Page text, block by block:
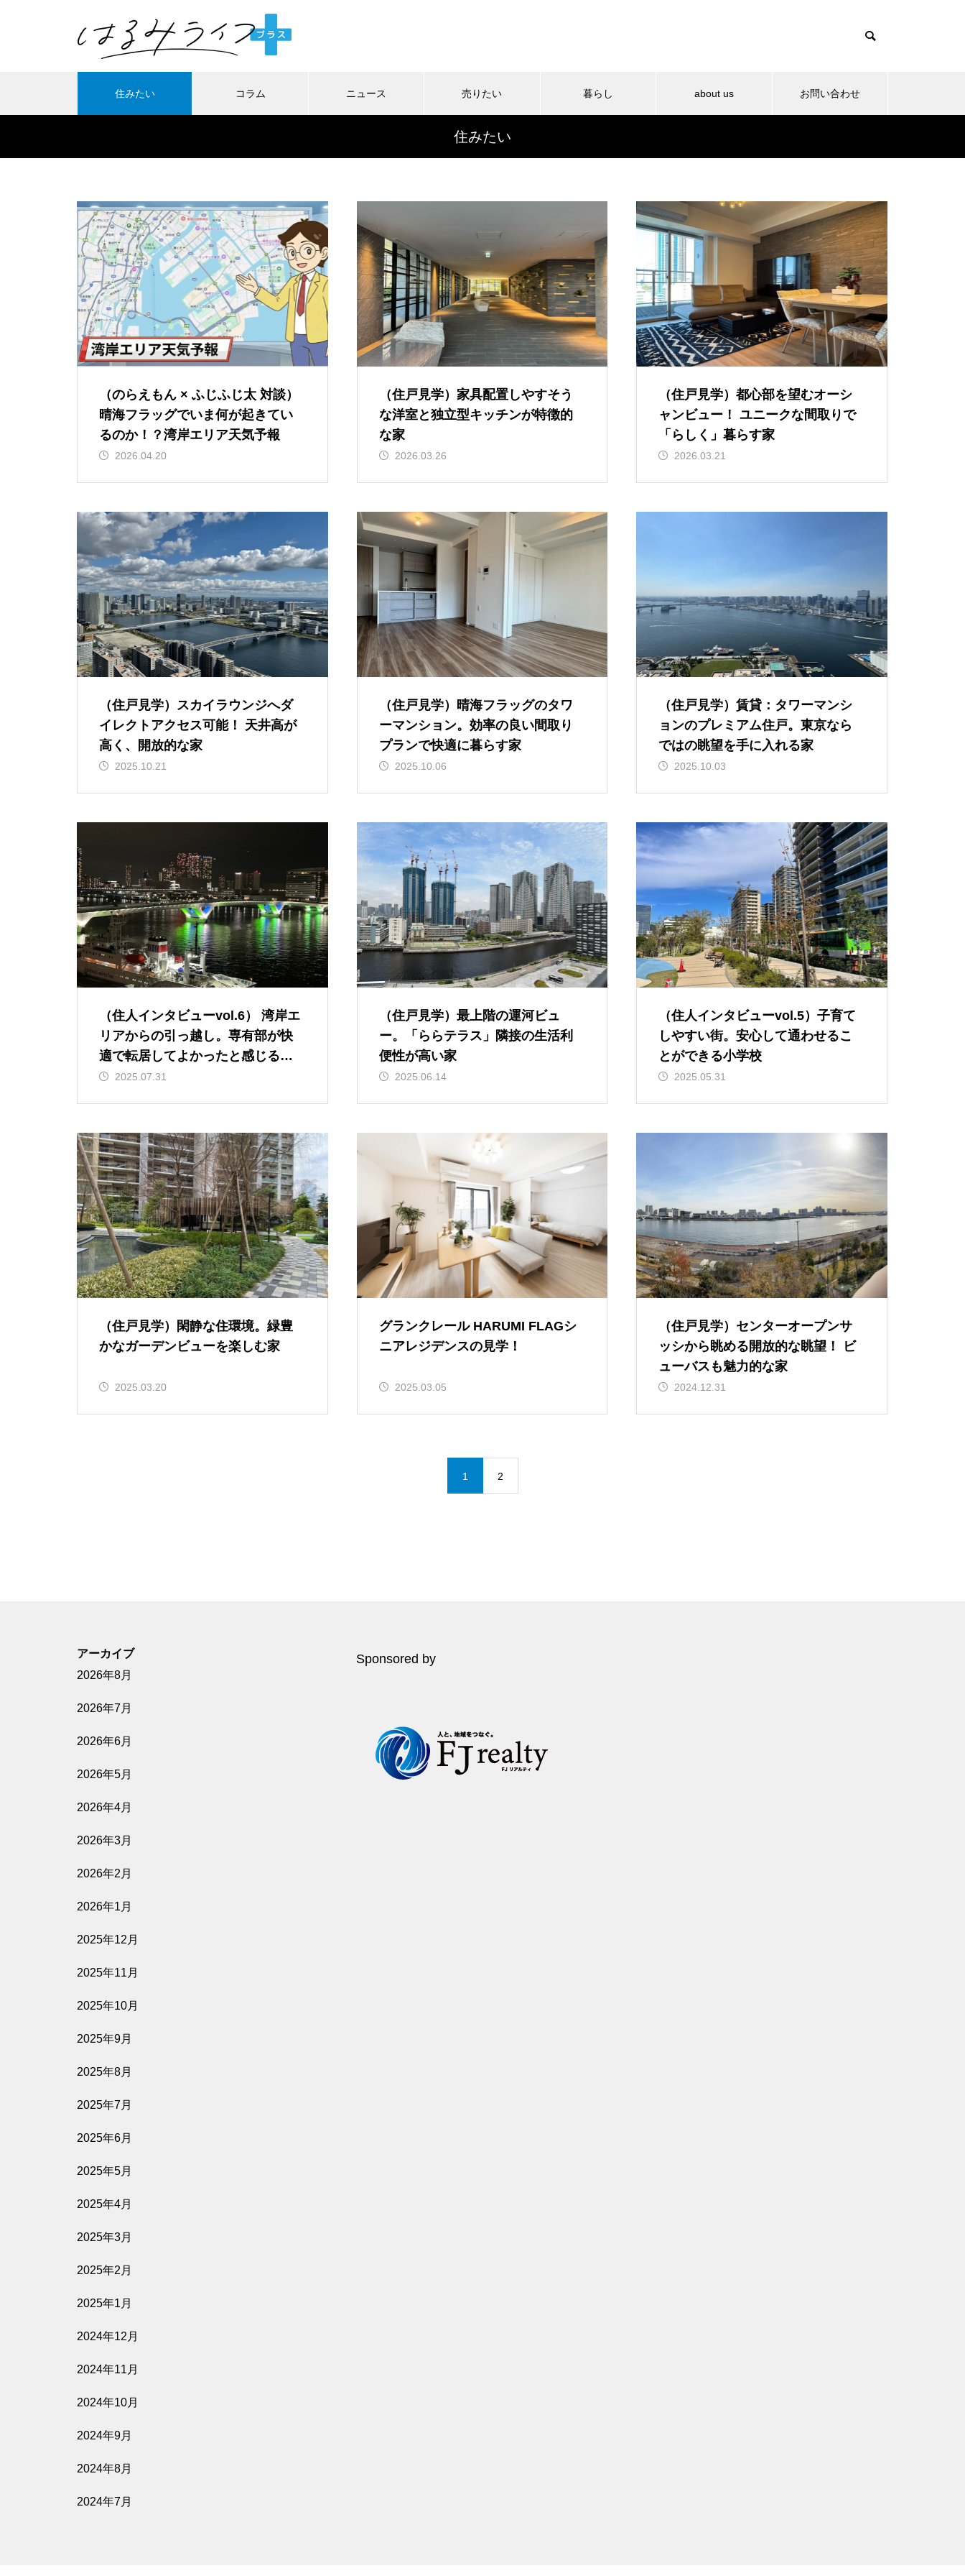
住みたい コラム ニュース 売りたい 暮らし about us お問い合わせ
住みたい
（のらえもん × ふじふじ太 対談）
晴海フラッグでいま何が起きてい
るのか！？湾岸エリア天気予報
2026.04.20
（住戸見学）家具配置しやすそう
な洋室と独立型キッチンが特徴的
な家
2026.03.26
（住戸見学）都心部を望むオーシ
ャンビュー！ ユニークな間取りで
「らしく」暮らす家
2026.03.21
（住戸見学）スカイラウンジへダ
イレクトアクセス可能！ 天井高が
高く、開放的な家
2025.10.21
（住戸見学）晴海フラッグのタワ
ーマンション。効率の良い間取り
プランで快適に暮らす家
2025.10.06
（住戸見学）賃貸：タワーマンシ
ョンのプレミアム住戸。東京なら
ではの眺望を手に入れる家
2025.10.03
（住人インタビューvol.6） 湾岸エ
リアからの引っ越し。専有部が快
適で転居してよかったと感じる
日々2025.07.31
（住戸見学）最上階の運河ビュ
ー。「ららテラス」隣接の生活利
便性が高い家
2025.06.14
（住人インタビューvol.5）子育て
しやすい街。安心して通わせるこ
とができる小学校
2025.05.31
（住戸見学）閑静な住環境。緑豊
かなガーデンビューを楽しむ家
2025.03.20
グランクレール HARUMI FLAGシ
ニアレジデンスの見学！
2025.03.05
（住戸見学）センターオープンサ
ッシから眺める開放的な眺望！ ビ
ューバスも魅力的な家
2024.12.31
1 2
アーカイブ
2026年8月
2026年7月
2026年6月
2026年5月
2026年4月
2026年3月
2026年2月
2026年1月
2025年12月
2025年11月
2025年10月
2025年9月
2025年8月
2025年7月
2025年6月
2025年5月
2025年4月
2025年3月
2025年2月
2025年1月
2024年12月
2024年11月
2024年10月
2024年9月
2024年8月
2024年7月
Sponsored by